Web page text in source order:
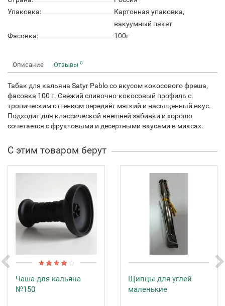
Упаковка:
Картонная упаковка,
вакуумный пакет
Фасовка:
100г
Описание Отзывы 0
Табак для кальяна Satyr Pablo со вкусом кокосового фреша,
фасовка 100 г. Свежий сливочно-кокосовый профиль с
тропическим оттенком передаёт мягкий и насыщенный вкус.
Подходит для классической внешней забивки и хорошо
сочетается с фруктовыми и десертными вкусами в миксах.
С этим товаром берут
Чаша для кальяна
№150
Щипцы для углей
маленькие